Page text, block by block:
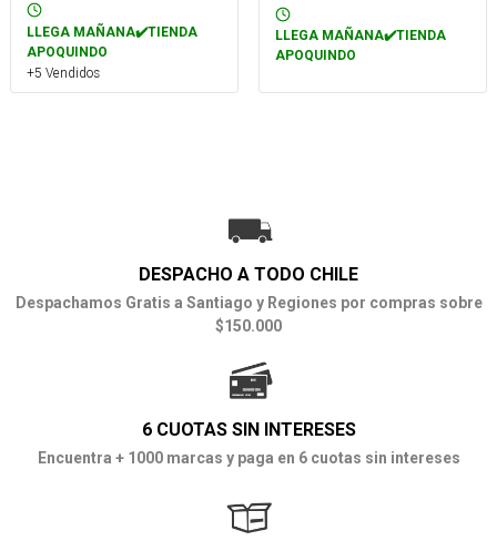
LLEGA MAÑANA✔️TIENDA
APOQUINDO
+5 Vendidos
LLEGA MAÑANA✔️TIENDA
APOQUINDO
DESPACHO A TODO CHILE
Despachamos Gratis a Santiago y Regiones por compras sobre
$150.000
6 CUOTAS SIN INTERESES
Encuentra + 1000 marcas y paga en 6 cuotas sin intereses